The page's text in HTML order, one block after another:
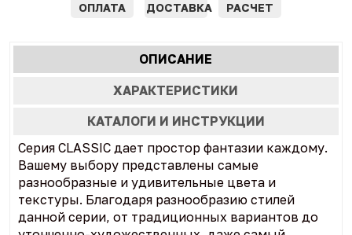
ОПЛАТА ДОСТАВКА РАСЧЕТ
Характеристики
табы
ОПИСАНИЕ
ВКЛАДКА)
ХАРАКТЕРИСТИКИ
КАТАЛОГИ И ИНСТРУКЦИИ
Серия CLASSIC дает простор фантазии каждому.
Вашему выбору представлены самые
разнообразные и удивительные цвета и
текстуры. Благодаря разнообразию стилей
данной серии, от традиционных вариантов до